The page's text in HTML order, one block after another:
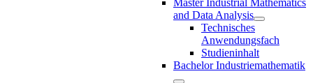
and Data Analysis
Technisches
Anwendungsfach
Studieninhalt
Bachelor Industriemathematik